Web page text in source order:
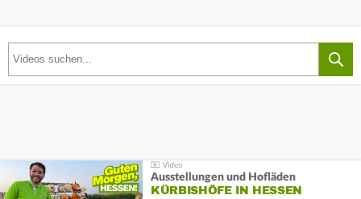
Ausstellungen und Hofläden
KÜRBISHÖFE IN HESSEN